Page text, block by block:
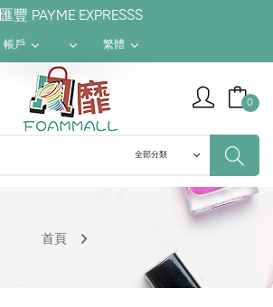
匯豐 PAYME EXPRESSS
帳戶 繁體
繁體
簡体
0
首頁